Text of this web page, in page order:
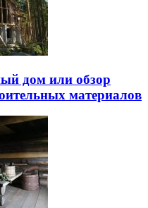
дом или обзор
материалов